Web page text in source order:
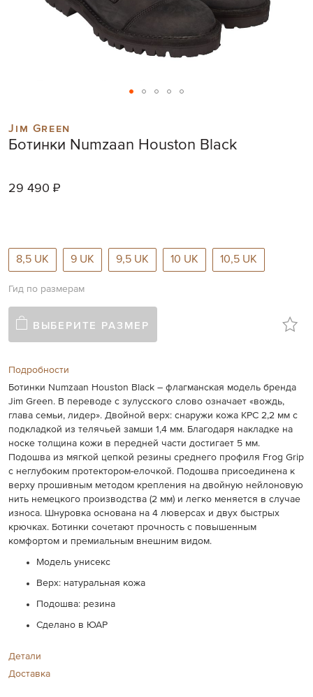
to
beginning
images
Jim Green
Ботинки Numzaan Houston Black
29 490 ₽
8,5 UK 9 UK 9,5 UK 10 UK 10,5 UK
Гид по размерам
ВЫБЕРИТЕ РАЗМЕР
Подробности
Ботинки Numzaan Houston Black – флагманская модель бренда
Jim Green. В переводе с зулусского слово означает «вождь,
глава семьи, лидер». Двойной верх: снаружи кожа КРС 2,2 мм с
подкладкой из телячьей замши 1,4 мм. Благодаря накладке на
носке толщина кожи в передней части достигает 5 мм.
Подошва из мягкой цепкой резины среднего профиля Frog Grip
с неглубоким протектором-елочкой. Подошва присоединена к
верху прошивным методом крепления на двойную нейлоновую
нить немецкого производства (2 мм) и легко меняется в случае
износа. Шнуровка основана на 4 люверсах и двух быстрых
крючках. Ботинки сочетают прочность с повышенным
комфортом и премиальным внешним видом.
Модель унисекс
Верх: натуральная кожа
Подошва: резина
Сделано в ЮАР
Детали
Доставка